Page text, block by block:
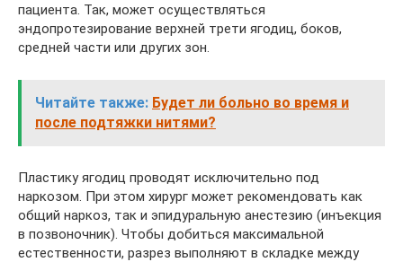
пациента. Так, может осуществляться
эндопротезирование верхней трети ягодиц, боков,
средней части или других зон.
Читайте также: Будет ли больно во время и
после подтяжки нитями?
Пластику ягодиц проводят исключительно под
наркозом. При этом хирург может рекомендовать как
общий наркоз, так и эпидуральную анестезию (инъекция
в позвоночник). Чтобы добиться максимальной
естественности, разрез выполняют в складке между